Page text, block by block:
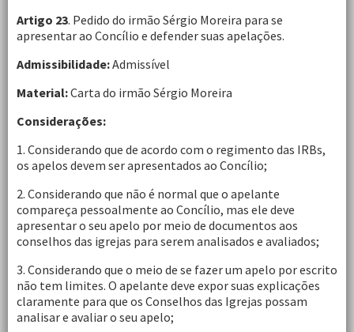
Artigo 23. Pedido do irmão Sérgio Moreira para se
apresentar ao Concílio e defender suas apelações.
Admissibilidade:Admissível
Material:Carta do irmão Sérgio Moreira
Considerações:
1. Considerando que de acordo com o regimento das IRBs,
os apelos devem ser apresentados ao Concílio;
2. Considerando que não é normal que o apelante
compareça pessoalmente ao Concílio, mas ele deve
apresentar o seu apelo por meio de documentos aos
conselhos das igrejas para serem analisados e avaliados;
3. Considerando que o meio de se fazer um apelo por escrito
não tem limites. O apelante deve expor suas explicações
claramente para que os Conselhos das Igrejas possam
analisar e avaliar o seu apelo;